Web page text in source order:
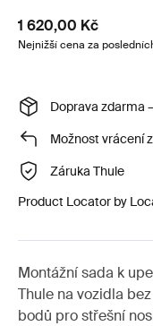
1 620,00 Kč
Nejnižší cena za
Doprava zdarma
Možnost vrácení
Záruka Thule
Product Locator by
Montážní sada k
Thule na vozidla
bodů pro střešní